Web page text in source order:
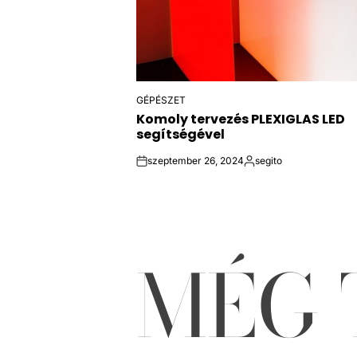
POSTED
IN
GÉPÉSZET
Komoly tervezés PLEXIGLAS LED
segítségével
onszeptember 26, 2024Közzétette
segito
MÉG